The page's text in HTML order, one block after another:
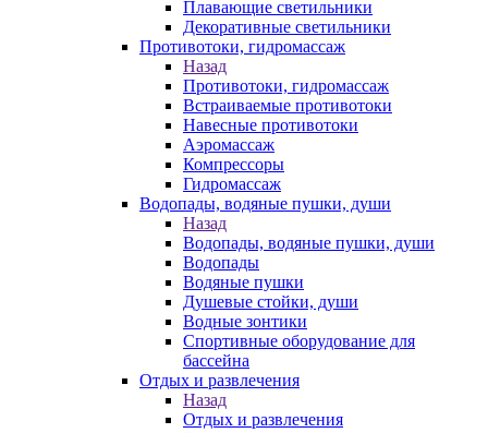
Плавающие светильники
Декоративные светильники
Противотоки, гидромассаж
Назад
Противотоки, гидромассаж
Встраиваемые противотоки
Навесные противотоки
Аэромассаж
Компрессоры
Гидромассаж
Водопады, водяные пушки, души
Назад
Водопады, водяные пушки, души
Водопады
Водяные пушки
Душевые стойки, души
Водные зонтики
Спортивные оборудование для
бассейна
Отдых и развлечения
Назад
Отдых и развлечения